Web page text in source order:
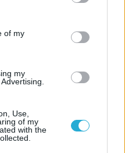
of my
my
Use,
of my
with the